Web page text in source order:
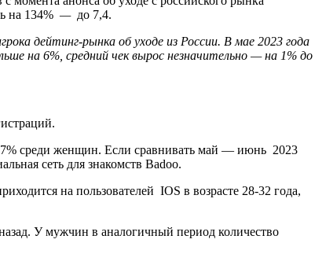
на 134% — до 7,4.
дейтинг-рынка об уходе из России. В мае 2023 года
на 6%, средний чек вырос незначительно —на 1% до
среди женщин. Если сравнивать май — июнь 2023
сеть для знакомств Badoo.
на пользователей IOS в возрасте 28-32 года,
У мужчин в аналогичный период количество